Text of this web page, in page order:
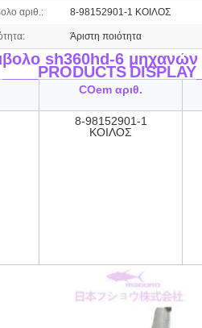
αριθ.: 8-98152901-1 ΚΟΙΛΟΣ
Άριστη ποιότητα
sh360hd-6
____PRODUCTS
COem αριθ.
8-98152901-1
ΚΟΙΛΟΣ